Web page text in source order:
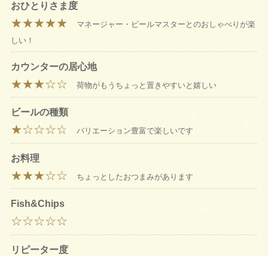
おひとりさま度
★★★★★
マネージャー・ビールマスターとのおしゃべりが楽
しい！
カウンターの居心地
★★★☆☆ 荷物がもうちょっと置きやすいと嬉しい
ビールの種類
★☆☆☆☆ バリエーション豊富で楽しいです
お料理
★★★☆☆ ちょっとしたおつまみがあります
Fish&Chips
☆☆☆☆☆
リピーター度